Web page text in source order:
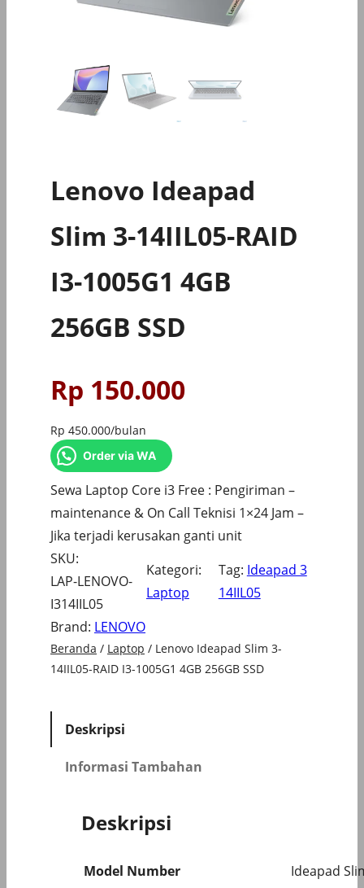
Lenovo Ideapad
Slim 3-14IIL05-RAID
I3-1005G1 4GB
256GB SSD
Rp 150.000
Rp 450.000/bulan
Order via WA
Sewa Laptop Core i3 Free : Pengiriman –
maintenance & On Call Teknisi 1×24 Jam –
Jika terjadi kerusakan ganti unit
SKU:
LAP-LENOVO-
I314IIL05
Kategori:
Laptop
Tag: Ideapad 3
14IIL05
Brand: LENOVO
Beranda / Laptop / Lenovo Ideapad Slim 3-
14IIL05-RAID I3-1005G1 4GB 256GB SSD
Deskripsi
Informasi Tambahan
Deskripsi
Model Number
Ideapad